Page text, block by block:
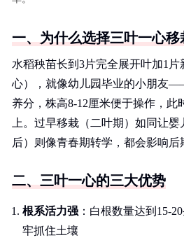
一、为什么选择三叶一心移
水稻秧苗长到3片完全展开叶加1
心），就像幼儿园毕业的小朋友
养分，株高8-12厘米便于操作，此
上。过早移栽（二叶期）如同让
后）则像青春期转学，都会影响后
二、三叶一心的三大优势
根系活力强 ：白根数量达到15-
牢抓住土壤